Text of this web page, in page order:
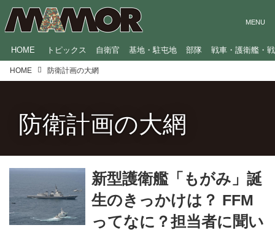
HOME トピックス 自衛官 基地・駐屯地 部隊 戦車・護衛艦・
HOME 防衛計画の大網
防衛計画の大網
新型護衛艦「もがみ」誕
生のきっかけは？ FFM
ってなに？担当者に聞い